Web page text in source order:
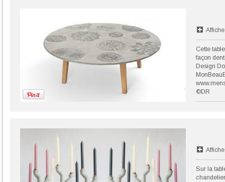
Cette
façon
Design
©DR
Sur la